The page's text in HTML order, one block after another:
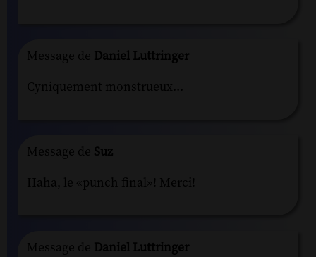
Message de Daniel Luttringer
Cyniquement monstrueux...
Message de Suz
Haha, le «punch final»! Merci!
Message de Daniel Luttringer